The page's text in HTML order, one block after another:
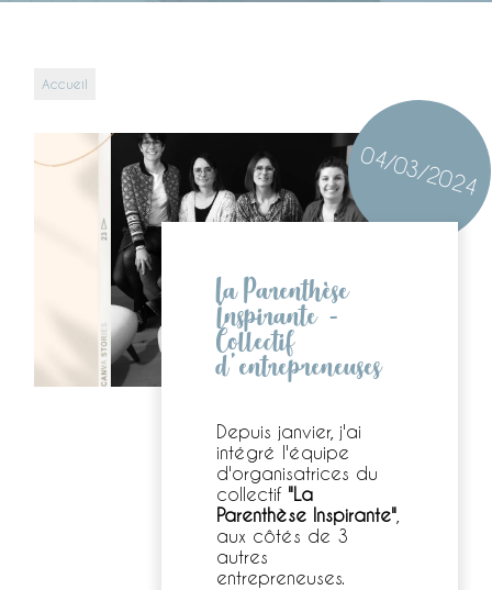
Accueil
04/03/2024
La Parenthèse
Inspirante -
Collectif
d'entrepreneuses
Depuis janvier, j'ai
intégré l'équipe
d'organisatrices du
collectif "La
Parenthèse Inspirante",
aux côtés de 3
autres
entrepreneuses.